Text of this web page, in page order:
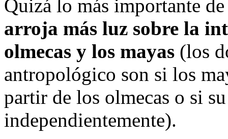
Quizá lo más importante
arroja más luz sobre la
olmecas y los mayas (los
antropológico son si los
partir de los olmecas o si
independientemente).